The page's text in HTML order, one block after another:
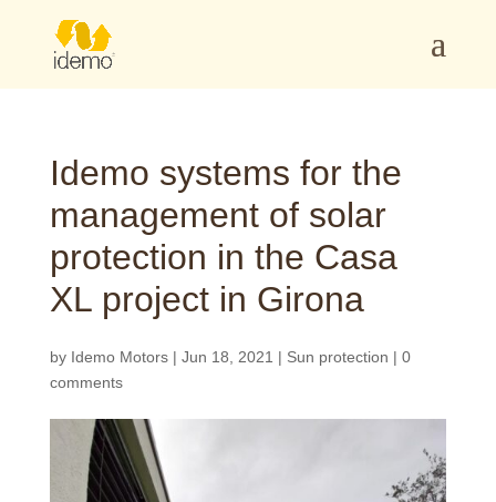
Idemo systems for the
management of solar
protection in the Casa
XL project in Girona
by Idemo Motors| Jun 18, 2021 | Sun protection | 0
comments